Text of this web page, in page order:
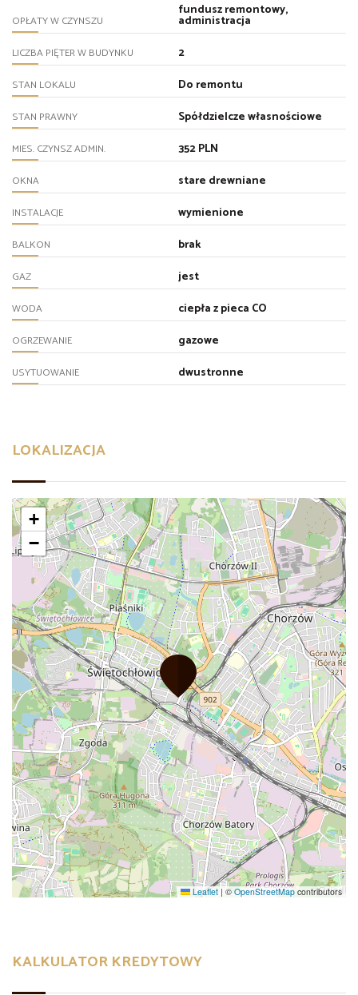
OPŁATY W CZYNSZU
fundusz remontowy,
administracja
LICZBA PIĘTER W BUDYNKU 2
STAN LOKALU Do remontu
STAN PRAWNY Spółdzielcze własnościowe
MIES. CZYNSZ ADMIN. 352 PLN
OKNA stare drewniane
INSTALACJE wymienione
BALKON brak
GAZ jest
WODA ciepła z pieca CO
OGRZEWANIE gazowe
USYTUOWANIE dwustronne
LOKALIZACJA
+
−
Leaflet | © OpenStreetMap contributors
KALKULATOR KREDYTOWY